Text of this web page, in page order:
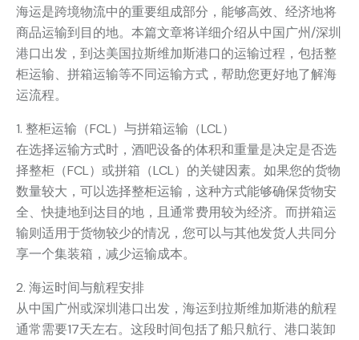
海运是跨境物流中的重要组成部分，能够高效、经济地将
商品运输到目的地。本篇文章将详细介绍从中国广州/深圳
港口出发，到达美国拉斯维加斯港口的运输过程，包括整
柜运输、拼箱运输等不同运输方式，帮助您更好地了解海
运流程。
1. 整柜运输（FCL）与拼箱运输（LCL）
在选择运输方式时，酒吧设备的体积和重量是决定是否选
择整柜（FCL）或拼箱（LCL）的关键因素。如果您的货物
数量较大，可以选择整柜运输，这种方式能够确保货物安
全、快捷地到达目的地，且通常费用较为经济。而拼箱运
输则适用于货物较少的情况，您可以与其他发货人共同分
享一个集装箱，减少运输成本。
2. 海运时间与航程安排
从中国广州或深圳港口出发，海运到拉斯维加斯港的航程
通常需要17天左右。这段时间包括了船只航行、港口装卸